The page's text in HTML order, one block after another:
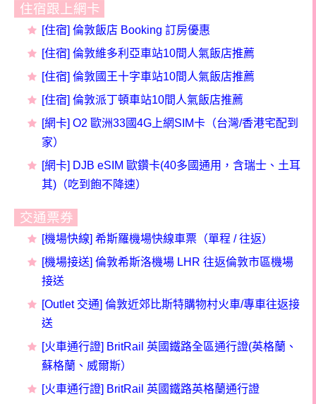
住宿跟上網卡
[住宿] 倫敦飯店 Booking 訂房優惠
[住宿] 倫敦維多利亞車站10間人氣飯店推薦
[住宿] 倫敦國王十字車站10間人氣飯店推薦
[住宿] 倫敦派丁頓車站10間人氣飯店推薦
[網卡] O2 歐洲33國4G上網SIM卡（台灣/香港宅配到
家）
[網卡] DJB eSIM 歐鑽卡(40多國通用，含瑞士、土耳
其)（吃到飽不降速）
交通票券
[機場快線] 希斯羅機場快線車票（單程 / 往返）
[機場接送] 倫敦希斯洛機場 LHR 往返倫敦市區機場
接送
[Outlet 交通] 倫敦近郊比斯特購物村火車/專車往返接
送
[火車通行證] BritRail 英國鐵路全區通行證(英格蘭、
蘇格蘭、威爾斯）
[火車通行證] BritRail 英國鐵路英格蘭通行證